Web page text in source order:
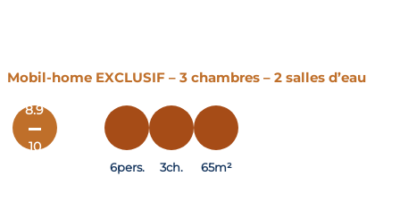
Mobil-home EXCLUSIF – 3 chambres – 2 salles d’eau
8.9
10
6pers. 3ch. 65m²